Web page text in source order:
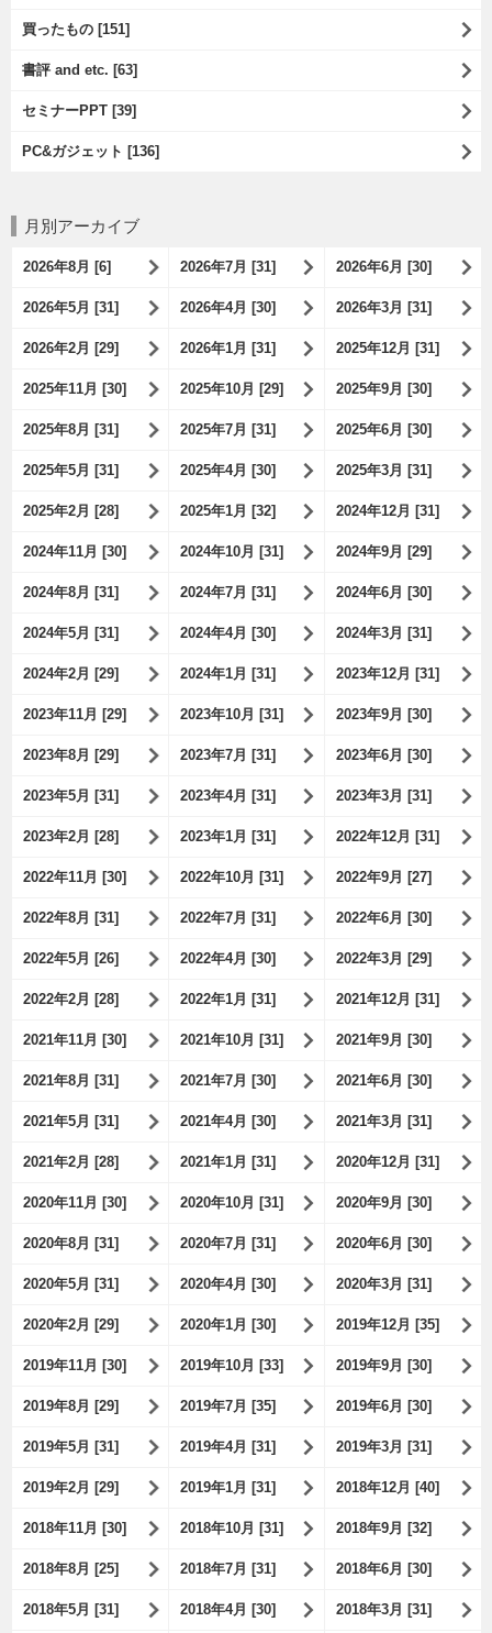
買ったもの [151]
書評 and etc. [63]
セミナーPPT [39]
PC&ガジェット [136]
月別アーカイブ
2026年8月 [6] 2026年7月 [31] 2026年6月 [30]
2026年5月 [31] 2026年4月 [30] 2026年3月 [31]
2026年2月 [29] 2026年1月 [31] 2025年12月 [31]
2025年11月 [30] 2025年10月 [29] 2025年9月 [30]
2025年8月 [31] 2025年7月 [31] 2025年6月 [30]
2025年5月 [31] 2025年4月 [30] 2025年3月 [31]
2025年2月 [28] 2025年1月 [32] 2024年12月 [31]
2024年11月 [30] 2024年10月 [31] 2024年9月 [29]
2024年8月 [31] 2024年7月 [31] 2024年6月 [30]
2024年5月 [31] 2024年4月 [30] 2024年3月 [31]
2024年2月 [29] 2024年1月 [31] 2023年12月 [31]
2023年11月 [29] 2023年10月 [31] 2023年9月 [30]
2023年8月 [29] 2023年7月 [31] 2023年6月 [30]
2023年5月 [31] 2023年4月 [31] 2023年3月 [31]
2023年2月 [28] 2023年1月 [31] 2022年12月 [31]
2022年11月 [30] 2022年10月 [31] 2022年9月 [27]
2022年8月 [31] 2022年7月 [31] 2022年6月 [30]
2022年5月 [26] 2022年4月 [30] 2022年3月 [29]
2022年2月 [28] 2022年1月 [31] 2021年12月 [31]
2021年11月 [30] 2021年10月 [31] 2021年9月 [30]
2021年8月 [31] 2021年7月 [30] 2021年6月 [30]
2021年5月 [31] 2021年4月 [30] 2021年3月 [31]
2021年2月 [28] 2021年1月 [31] 2020年12月 [31]
2020年11月 [30] 2020年10月 [31] 2020年9月 [30]
2020年8月 [31] 2020年7月 [31] 2020年6月 [30]
2020年5月 [31] 2020年4月 [30] 2020年3月 [31]
2020年2月 [29] 2020年1月 [30] 2019年12月 [35]
2019年11月 [30] 2019年10月 [33] 2019年9月 [30]
2019年8月 [29] 2019年7月 [35] 2019年6月 [30]
2019年5月 [31] 2019年4月 [31] 2019年3月 [31]
2019年2月 [29] 2019年1月 [31] 2018年12月 [40]
2018年11月 [30] 2018年10月 [31] 2018年9月 [32]
2018年8月 [25] 2018年7月 [31] 2018年6月 [30]
2018年5月 [31] 2018年4月 [30] 2018年3月 [31]